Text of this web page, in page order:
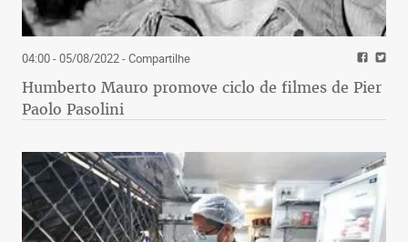
04:00 - 05/08/2022- Compartilhe
Humberto Mauro promove ciclo de filmes de Pier
Paolo Pasolini